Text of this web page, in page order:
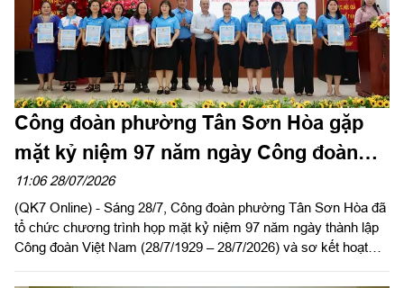
Công đoàn phường Tân Sơn Hòa gặp
mặt kỷ niệm 97 năm ngày Công đoàn
Việt Nam
11:06 28/07/2026
(QK7 Online) - Sáng 28/7, Công đoàn phường Tân Sơn Hòa đã
tổ chức chương trình họp mặt kỷ niệm 97 năm ngày thành lập
Công đoàn Việt Nam (28/7/1929 – 28/7/2026) và sơ kết hoạt